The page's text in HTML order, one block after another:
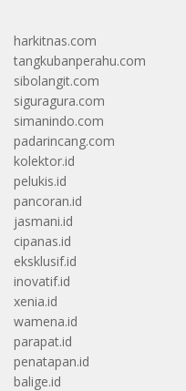
harkitnas.com
tangkubanperahu.com
sibolangit.com
siguragura.com
simanindo.com
padarincang.com
kolektor.id
pelukis.id
pancoran.id
jasmani.id
cipanas.id
eksklusif.id
inovatif.id
xenia.id
wamena.id
parapat.id
penatapan.id
balige.id